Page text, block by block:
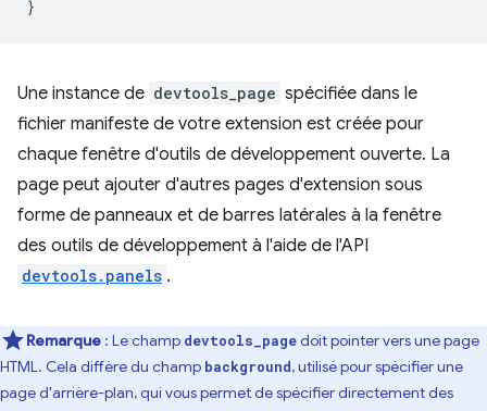
}
Une instance de devtools_page spécifiée dans le
fichier manifeste de votre extension est créée pour
chaque fenêtre d'outils de développement ouverte. La
page peut ajouter d'autres pages d'extension sous
forme de panneaux et de barres latérales à la fenêtre
des outils de développement à l'aide de l'API
devtools.panels .
Remarque : Le champ devtools_pagedoit pointer vers une page
HTML. Cela diffère du champ background, utilisé pour spécifier une
page d'arrière-plan, qui vous permet de spécifier directement des